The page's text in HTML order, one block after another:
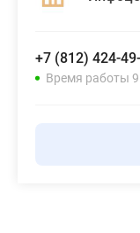
+7 (812) 424-
Время работы